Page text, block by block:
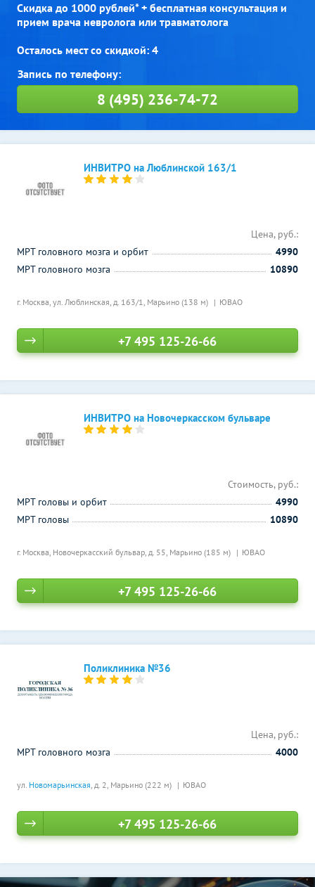
Скидка до 1000 рублей* + бесплатная консультация и
прием врача невролога или травматолога
Осталось мест со скидкой: 4
8 (495) 236-74-72
ИНВИТРО на Люблинской 163/1
г. Москва, ул. Люблинская, д. 163/1, Марьино (138 м) ЮВАО
Цена, руб.:
МРТ головного мозга и орбит
4990
МРТ головного мозга
10890
+7 495 125-26-66
ИНВИТРО на Новочеркасском бульваре
г. Москва, Новочеркасский бульвар, д. 55, Марьино (185 м) ЮВАО
Стоимость, руб.:
МРТ головы и орбит
4990
МРТ головы
10890
+7 495 125-26-66
Поликлиника №36
ул. Новомарьинская, д. 2, Марьино (222 м) ЮВАО
Цена, руб.:
МРТ головного мозга
4000
+7 495 125-26-66